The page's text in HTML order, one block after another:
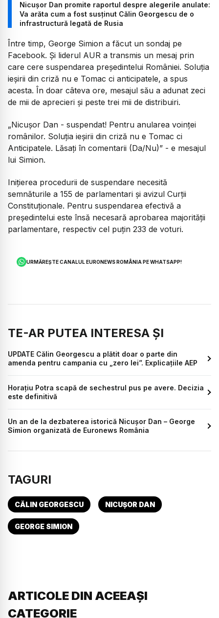
Nicușor Dan promite raportul despre alegerile anulate:
Va arăta cum a fost susținut Călin Georgescu de o
infrastructură legată de Rusia
Între timp, George Simion a făcut un sondaj pe
Facebook. Și liderul AUR a transmis un mesaj prin
care cere suspendarea președintelui României. Soluția
ieșirii din criză nu e Tomac ci anticipatele, a spus
acesta. În doar câteva ore, mesajul său a adunat zeci
de mii de aprecieri și peste trei mii de distribuiri.
„Nicușor Dan - suspendat! Pentru anularea voinței
românilor. Soluția ieșirii din criză nu e Tomac ci
Anticipatele. Lăsați în comentarii (Da/Nu)” - e mesajul
lui Simion.
Inițierea procedurii de suspendare necesită
semnăturile a 155 de parlamentari și avizul Curții
Constituționale. Pentru suspendarea efectivă a
președintelui este însă necesară aprobarea majorității
parlamentare, respectiv cel puțin 233 de voturi.
URMĂREȘTE CANALUL EURONEWS ROMÂNIA PE WHATSAPP!
TE-AR PUTEA INTERESA ȘI
UPDATE Călin Georgescu a plătit doar o parte din
amenda pentru campania cu „zero lei”. Explicațiile AEP
Horațiu Potra scapă de sechestrul pus pe avere. Decizia
este definitivă
Un an de la dezbaterea istorică Nicușor Dan – George
Simion organizată de Euronews România
TAGURI
CĂLIN GEORGESCU NICUȘOR DAN
GEORGE SIMION
ARTICOLE DIN ACEEAȘI
CATEGORIE